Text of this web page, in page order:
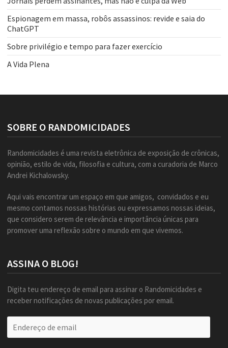
Espionagem em massa, robôs assassinos: revide e saia do
ChatGPT
Sobre privilégio e tempo para fazer exercício
A Vida Plena
SOBRE O RANDOMICIDADES
Randomicidades é uma revista eletrônica de exposição de crônicas,
opinião, estilo de vida, filosofia e cultura, com a curadoria de Marco
Andrei Kichalowsky.
Aqui vais encontrar um espaço em que amigos, convidados e eu
mesmo contamos nossas histórias ou expressamos nossas ideias,
que considero serem de relevância e importância únicas para
promover uma reflexão sobre o mundo em que vivemos.
ASSINA O BLOG!
Digita teu endereço de email para assinar o Randomicidades e
receber notificações de novas publicações por email.
de